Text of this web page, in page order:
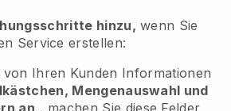
hinzu, wenn Sie
Service erstellen:
von Ihren Kunden Informationen
Mengenauswahl und